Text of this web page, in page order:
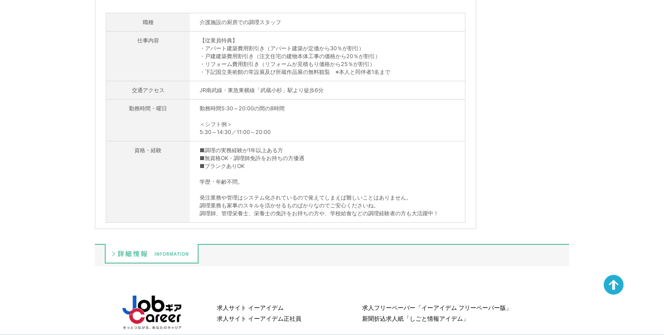
職種 介護施設の厨房での調理スタッフ
仕事内容
【従業員特典】
・アパート建築費用割引き（アパート建築が定価から30％が割引）
・戸建建築費用割引き（注文住宅の建物本体工事の価格から20％が割引）
・リフォーム費用割引き（リフォームが見積もり価格から25％が割引）
・下記国立美術館の常設展及び所蔵作品展の無料観覧 ※本人と同伴者1名まで
交通アクセス JR南武線・東急東横線「武蔵小杉」駅より徒歩6分
勤務時間・曜日 勤務時間5:30～20:00の間の8時間
＜シフト例＞
5:30～14:30／11:00～20:00
資格・経験
■調理の実務経験が1年以上ある方
■無資格OK・調理師免許をお持ちの方優遇
■ブランクありOK
学歴・年齢不問。
発注業務や管理はシステム化されているので覚えてしまえば難しいことはありません。
調理業務も家事のスキルを活かせるものばかりなのでご安心くださいね。
調理師、管理栄養士、栄養士の免許をお持ちの方や、学校給食などの調理経験者の方も大活躍中！
求人サイト イーアイデム
求人サイト イーアイデム正社員
求人フリーペーパー「イーアイデム フリーペーパー版」
新聞折込求人紙「しごと情報アイデム」